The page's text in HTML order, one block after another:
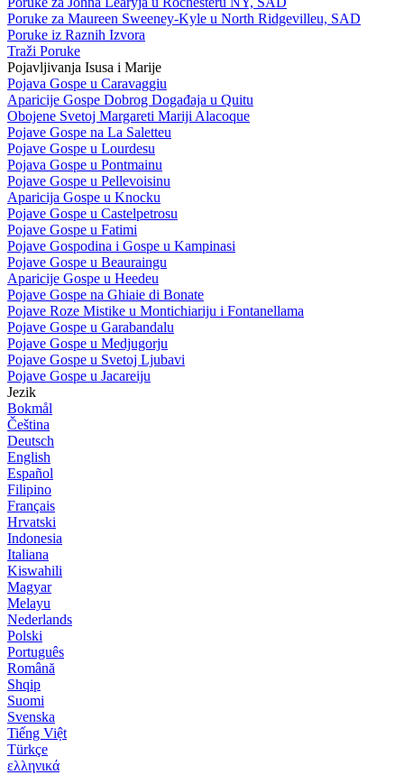
Poruke za Maureen Sweeney-Kyle u North Ridgevilleu, SAD
Poruke iz Raznih Izvora
Traži Poruke
Pojavljivanja Isusa i Marije
Pojava Gospe u Caravaggiu
Aparicije Gospe Dobrog Događaja u Quitu
Obojene Svetoj Margareti Mariji Alacoque
Pojave Gospe na La Saletteu
Pojave Gospe u Lourdesu
Pojava Gospe u Pontmainu
Pojave Gospe u Pellevoisinu
Aparicija Gospe u Knocku
Pojave Gospe u Castelpetrosu
Pojave Gospe u Fatimi
Pojave Gospodina i Gospe u Kampinasi
Pojave Gospe u Beauraingu
Aparicije Gospe u Heedeu
Pojave Gospe na Ghiaie di Bonate
Pojave Roze Mistike u Montichiariju i Fontanellama
Pojave Gospe u Garabandalu
Pojave Gospe u Medjugorju
Pojave Gospe u Svetoj Ljubavi
Pojave Gospe u Jacareiju
Jezik
Bokmål
Čeština
Deutsch
English
Español
Filipino
Français
Hrvatski
Indonesia
Italiana
Kiswahili
Magyar
Melayu
Nederlands
Polski
Português
Română
Shqip
Suomi
Svenska
Tiếng Việt
Türkçe
ελληνικά